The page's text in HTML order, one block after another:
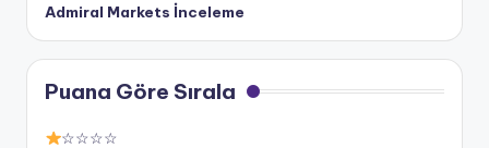
Admiral Markets İnceleme
Puana Göre Sırala
☆☆☆☆